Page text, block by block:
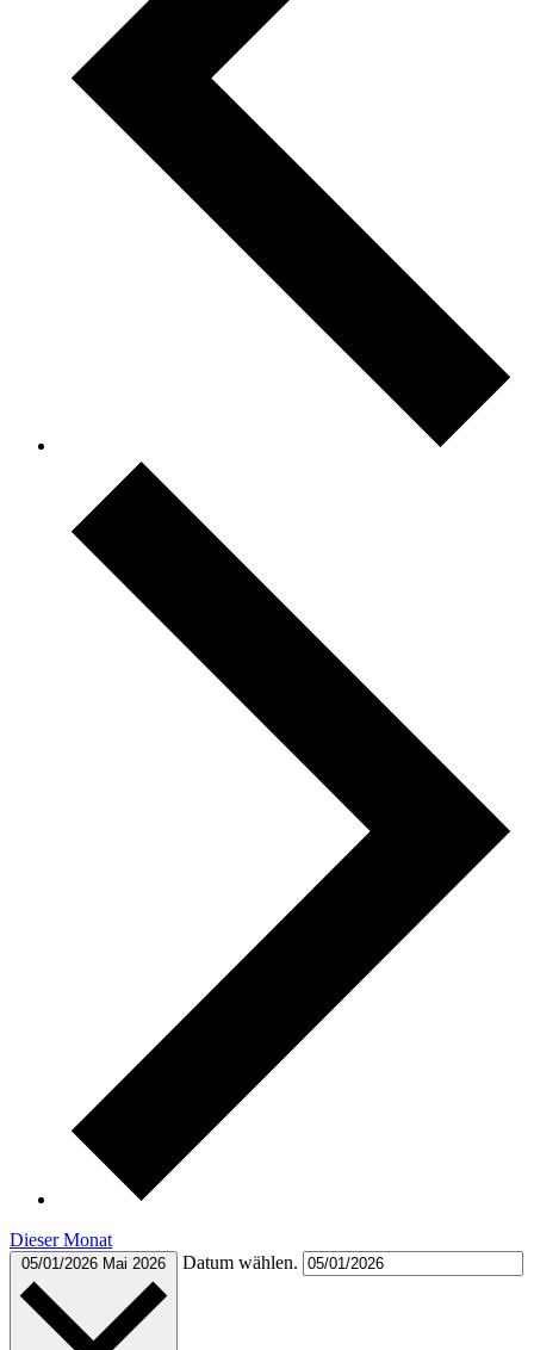
Dieser Monat
05/01/2026 Mai 2026 Datum wählen.